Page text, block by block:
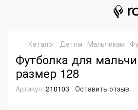
Каталог Детям Мальчикам
Футболка для
размер 128
Артикул: 210103 Оставить отзыв